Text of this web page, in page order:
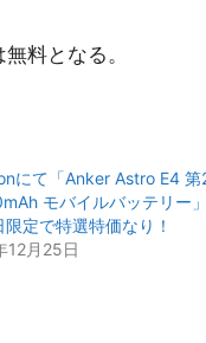
料となる。
にて「Anker Astro E4 第
モバイルバッテリー
限定で特選特価なり！
12月25日